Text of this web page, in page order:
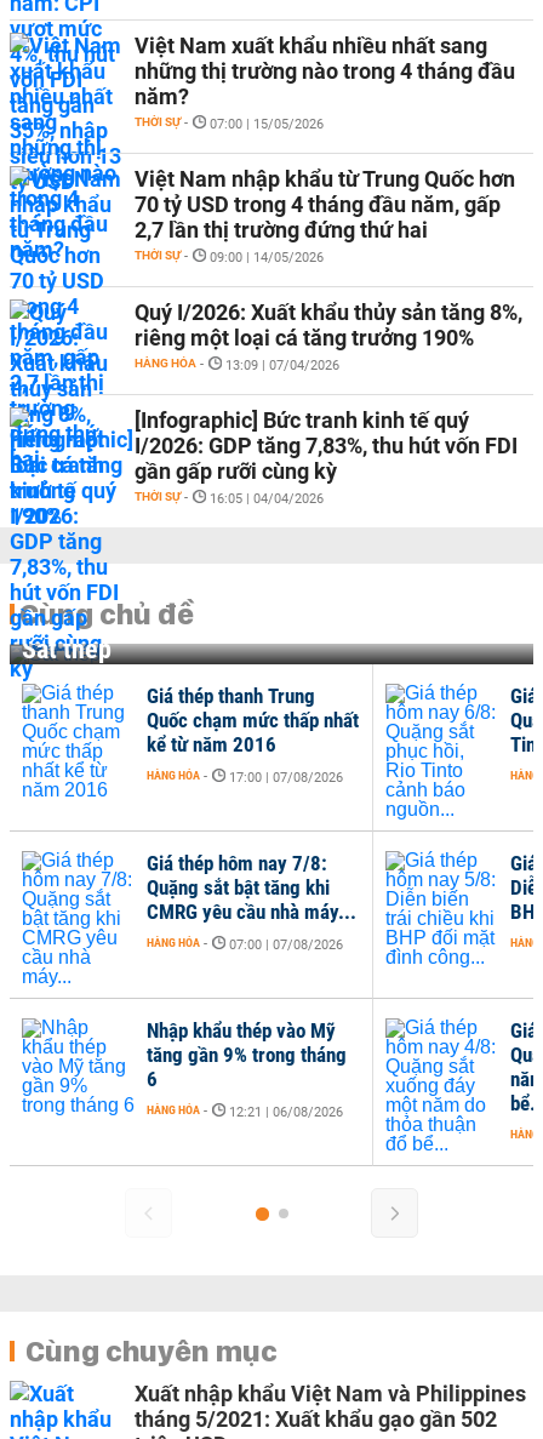
Việt Nam xuất khẩu nhiều nhất sang
những thị trường nào trong 4 tháng đầu
năm?
THỜI SỰ - 07:00 | 15/05/2026
Việt Nam nhập khẩu từ Trung Quốc hơn
70 tỷ USD trong 4 tháng đầu năm, gấp
2,7 lần thị trường đứng thứ hai
THỜI SỰ - 09:00 | 14/05/2026
Quý I/2026: Xuất khẩu thủy sản tăng 8%,
riêng một loại cá tăng trưởng 190%
HÀNG HÓA - 13:09 | 07/04/2026
[Infographic] Bức tranh kinh tế quý
I/2026: GDP tăng 7,83%, thu hút vốn FDI
gần gấp rưỡi cùng kỳ
THỜI SỰ - 16:05 | 04/04/2026
Cùng chủ đề
Sắt thép
Giá thép thanh Trung
Quốc chạm mức thấp nhất
kể từ năm 2016
HÀNG HÓA - 17:00 | 07/08/2026
Giá thép hôm nay 7/8:
Quặng sắt bật tăng khi
CMRG yêu cầu nhà máy...
HÀNG HÓA - 07:00 | 07/08/2026
Nhập khẩu thép vào Mỹ
tăng gần 9% trong tháng
6
HÀNG HÓA - 12:21 | 06/08/2026
HÀNG
HÀNG
HÀNG
Cùng chuyên mục
Xuất nhập khẩu Việt Nam và Philippines
tháng 5/2021: Xuất khẩu gạo gần 502